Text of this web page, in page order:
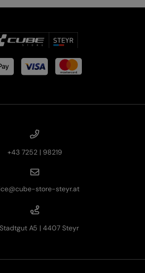
+43 7252 | 98219
store-steyr.at
A5 | 4407 Steyr